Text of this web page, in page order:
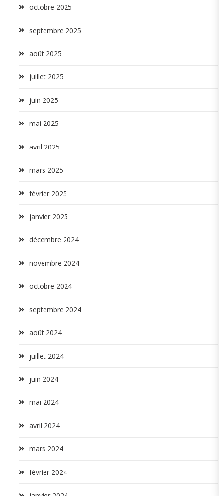
octobre 2025
septembre 2025
août 2025
juillet 2025
juin 2025
mai 2025
avril 2025
mars 2025
février 2025
janvier 2025
décembre 2024
novembre 2024
octobre 2024
septembre 2024
août 2024
juillet 2024
juin 2024
mai 2024
avril 2024
mars 2024
février 2024